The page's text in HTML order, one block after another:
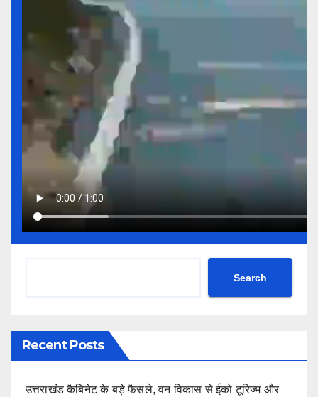
Search
Recent Posts
उत्तराखंड कैबिनेट के बड़े फैसले, वन विकास से ईको टूरिज्म और